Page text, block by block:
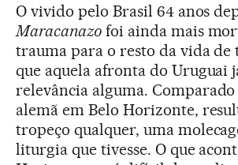
O vivido pelo Brasil 64 anos
Maracanazofoi ainda mais
trauma para o resto da vida
que aquela afronta do Uruguai
relevância alguma.
alemã em Belo Horizonte,
tropeço qualquer, uma
liturgia que tivesse. O que